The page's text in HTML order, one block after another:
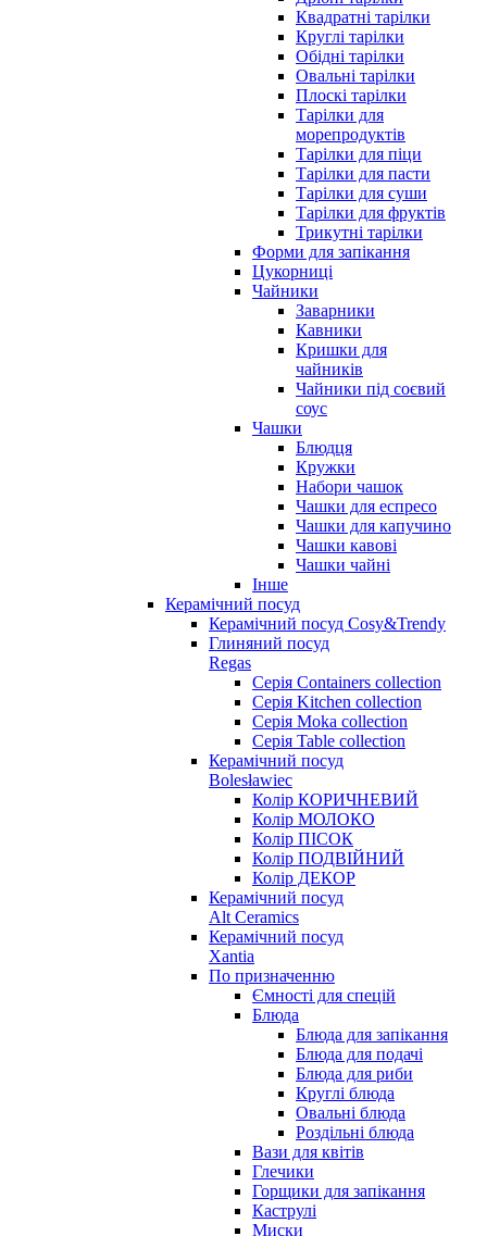
Квадратні тарілки
Круглі тарілки
Обідні тарілки
Овальні тарілки
Плоскі тарілки
Тарілки для
морепродуктів
Тарілки для піци
Тарілки для пасти
Тарілки для суши
Тарілки для фруктів
Трикутні тарілки
Форми для запікання
Цукорниці
Чайники
Заварники
Кавники
Кришки для
чайників
Чайники під соєвий
соус
Чашки
Блюдця
Кружки
Набори чашок
Чашки для еспресо
Чашки для капучино
Чашки кавові
Чашки чайні
Інше
Керамічний посуд
Керамічний посуд Cosy&Trendy
Глиняний посуд
Regas
Серія Containers collection
Серія Kitchen collection
Серія Moka collection
Серія Table collection
Керамічний посуд
Bolesławiec
Колір КОРИЧНЕВИЙ
Колір МОЛОКО
Колір ПІСОК
Колір ПОДВІЙНИЙ
Колір ДЕКОР
Керамічний посуд
Alt Ceramics
Керамічний посуд
Xantia
По призначенню
Ємності для спецій
Блюда
Блюда для запікання
Блюда для подачі
Блюда для риби
Круглі блюда
Овальні блюда
Роздільні блюда
Вази для квітів
Глечики
Горщики для запікання
Каструлі
Миски